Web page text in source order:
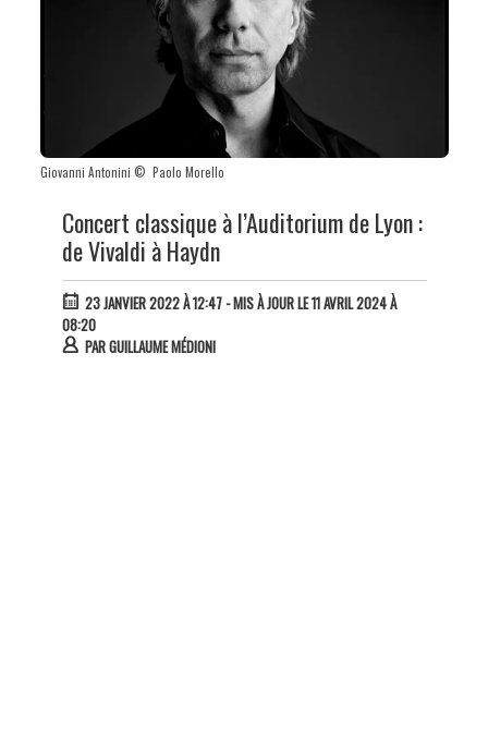
Giovanni Antonini © Paolo Morello
Concert classique à l’Auditorium de Lyon :
de Vivaldi à Haydn
23 JANVIER 2022 À 12:47- MIS À JOUR LE 11 AVRIL 2024 À
08:20
PARGUILLAUME MÉDIONI